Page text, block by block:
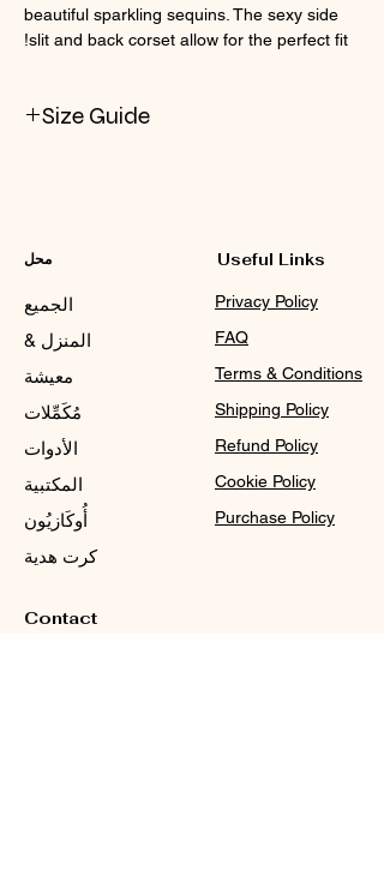
beautiful sparkling sequins. The sexy side
slit and back corset allow for the perfect fit!
Size Guide
محل
الجميع
المنزل &
معيشة
مُكَمِّلات
الأدوات
المكتبية
أُوكَازيُون
كرت هدية
Contact
Useful Links
Privacy Policy
FAQ
Terms & Conditions
Shipping Policy
Refund Policy
Cookie Policy
Purchase Policy